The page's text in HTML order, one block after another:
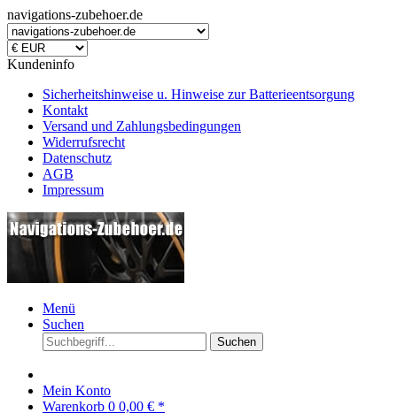
navigations-zubehoer.de
Kundeninfo
Sicherheitshinweise u. Hinweise zur Batterieentsorgung
Kontakt
Versand und Zahlungsbedingungen
Widerrufsrecht
Datenschutz
AGB
Impressum
Menü
Suchen
Suchen
Mein Konto
Warenkorb 0 0,00 € *